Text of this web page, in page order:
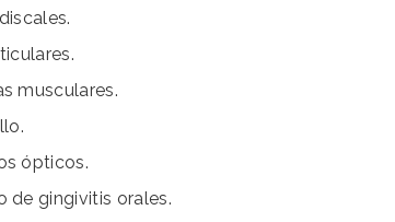
musculares.
ópticos.
de gingivitis orales.